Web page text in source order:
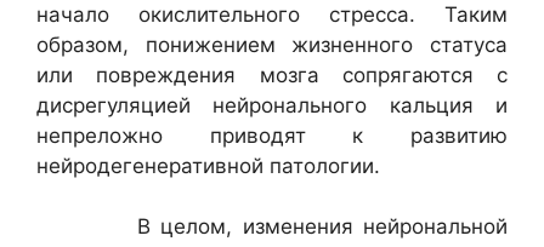
начало окислительного стресса. Таким
образом, понижением жизненного статуса
или повреждения мозга сопрягаются с
дисрегуляцией нейронального кальция и
непреложно приводят к развитию
нейродегенеративной патологии.
В целом, изменения нейрональной